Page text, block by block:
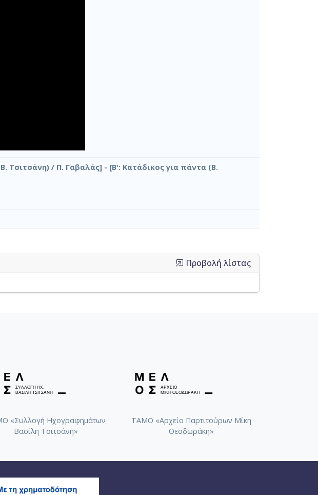
Τσιτσάνη) / Π. Γαβαλάς] - [Β': Κατάδικος για πάντα (Β.
Προβολή λίστας
«Συλλογή Ηχογραφημάτων
Βασίλη Τσιτσάνη»
ΤΑΜΟ «Αρχείο Παρτιτούρων Μίκη
Θεοδωράκη»